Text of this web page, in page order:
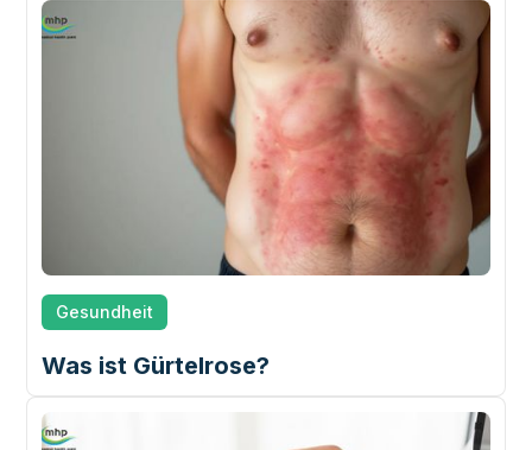
Gesundheit
Was ist Gürtelrose?